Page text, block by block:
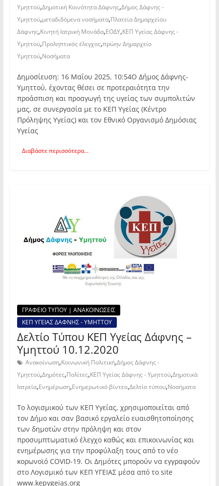
Υμηττού,Δημοτική Κοινότητα Δάφνης,Δήμος Δάφνης -
Υμηττού,μεταδιδόμενα νοσήματα,Πλατεία Δημαρχείου
Δάφνης,Κινητή Ιατρική Μονάδα,ΕΟΔΥ,ΚΕΠ Υγείας Δάφνης -
Υμηττού,Προληπτικός έλεγχος,πρώην Δημαρχείο
Υμηττού,Νοσήματα
Δημοσίευση: 16 Μαΐου 2025, 10:54Ο Δήμος Δάφνης-
Υμηττού, έχοντας θέσει σε προτεραιότητα την
προάσπιση και προαγωγή της υγείας των συμπολιτών
μας, σε συνεργασία με το ΚΕΠ Υγείας (Κέντρο
Πρόληψης Υγείας) και τον Εθνικό Οργανισμό Δημόσιας
Υγείας
Διαβάστε περισσότερα...
ΓΡΑΦΕΙΟ ΤΥΠΟΥ | ΑΝΑΚΟΙΝΩΣΕΙΣ
ΚΕΠ ΥΓΕΙΑΣ ΔΑΦΝΗΣ - ΥΜΗΤΤΟΥ
Δελτίο Τύπου ΚΕΠ Υγείας Δάφνης –
Υμηττού 10.12.2020
Ανακοίνωση,Κοινωνική Πολιτική,Δήμος Δάφνης -
Υμηττού,Δημότες,Πολίτες,ΚΕΠ Υγείας Δάφνης - Υμηττού,Δημοτικά
Ιατρεία,Ενημέρωση,Ενημερωτικό βίντεο,Δελτίο τύπου,Νοσήματα
Το λογισμικού των ΚΕΠ Υγείας, χρησιμοποιείται από
τον Δήμο και σαν βασικό εργαλείο ευαισθητοποίησης
των δημοτών στην πρόληψη και στον
προσυμπτωματικό έλεγχο καθώς και επικοινωνίας και
ενημέρωσης για την προφύλαξη τους από το νέο
κορωνοϊό COVID-19. Οι Δημότες μπορούν να εγγραφούν
στο Λογισμικό των ΚΕΠ ΥΓΕΙΑΣ μέσα από το site
www.kepygeias.org